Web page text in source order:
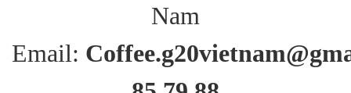
Nam
Email: